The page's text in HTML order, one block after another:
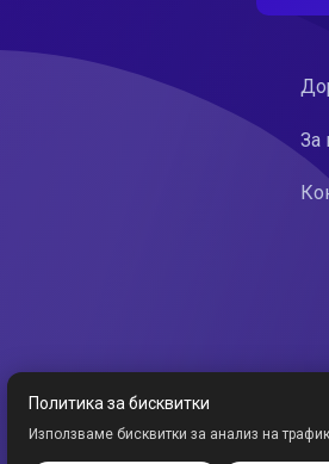
За
Политика за бисквитки
Използваме бисквитки за анализ на